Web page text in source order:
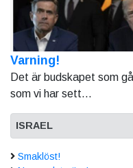
Varning!
Det är budskapet som
som vi har sett...
ISRAEL
Smaklöst!